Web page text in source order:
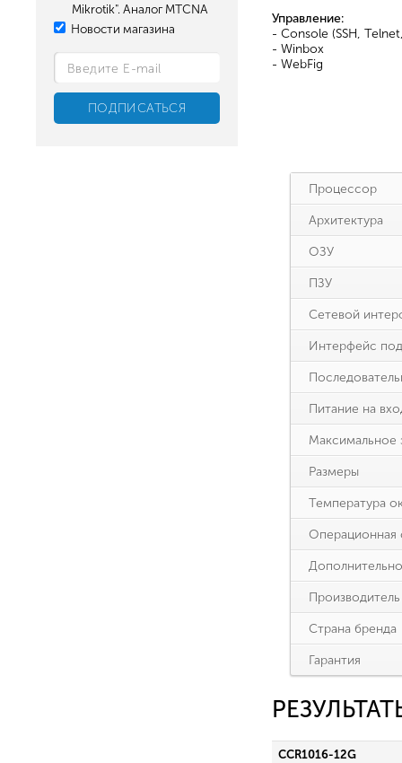
Mikrotik". Аналог MTCNA
Новости магазина
Управление:
- Console (SSH,
- Winbox
- WebFig
Процессор
Архитектура
ОЗУ
ПЗУ
Сетевой
Интерфейс
Питание на
Максимальное
Размеры
Температура
Операционная
Дополнительно
Производитель
Страна бренда
Гарантия
CCR1016-12G